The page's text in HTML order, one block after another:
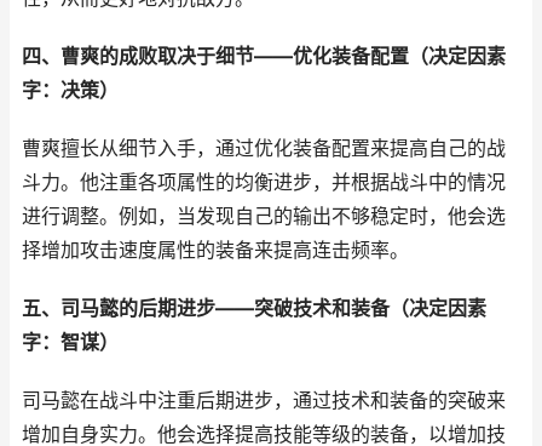
四、曹爽的成败取决于细节——优化装备配置（决定因素
字：决策）
曹爽擅长从细节入手，通过优化装备配置来提高自己的战
斗力。他注重各项属性的均衡进步，并根据战斗中的情况
进行调整。例如，当发现自己的输出不够稳定时，他会选
择增加攻击速度属性的装备来提高连击频率。
五、司马懿的后期进步——突破技术和装备（决定因素
字：智谋）
司马懿在战斗中注重后期进步，通过技术和装备的突破来
增加自身实力。他会选择提高技能等级的装备，以增加技